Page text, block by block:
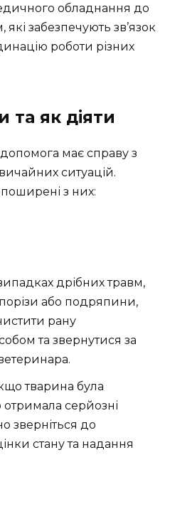
обладнання до
забезпечують зв’язок
роботи різних
та як діяти
має справу з
ситуацій.
з них:
дрібних травм,
або подряпини,
рану
та звернутися за
тварина була
отримала серйозні
зверніться до
стану та надання